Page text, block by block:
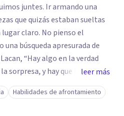
juntes. Ir armando una
que quizás estaban sueltas
claro. No pienso el
búsqueda apresurada de
“Hay algo en la verdad
sorpresa, y hay que buscar en
verdad”. Para mi, el proceso
manera, agujerear lo que
mismos para acercarnos a
leer más
Habilidades de afrontamiento